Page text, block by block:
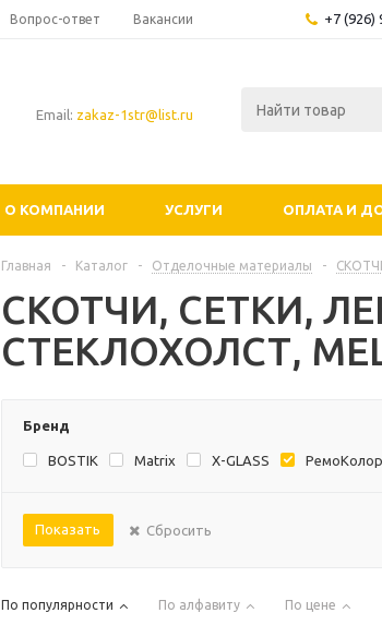
Вопрос-ответ Вакансии +7 (926)
Email: zakaz-1str@list.ru
О КОМПАНИИ УСЛУГИ ОПЛАТА И
Главная - Каталог - Отделочные материалы -
СКОТЧИ, СЕТКИ,
СТЕКЛОХОЛСТ,
Бренд
BOSTIK Matrix X-GLASS РемоКолор
Показать Сбросить
По популярности По алфавиту По цене